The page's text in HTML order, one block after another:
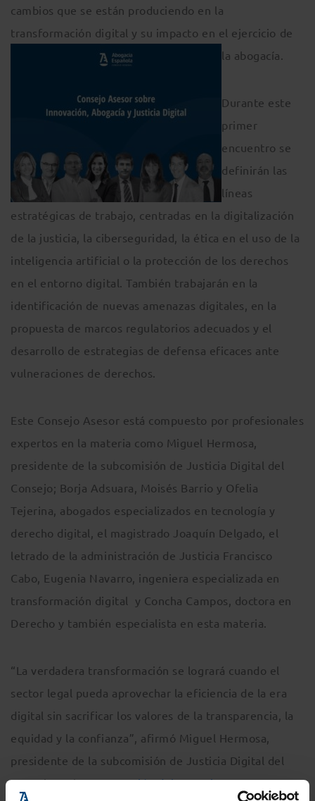
cambios que se están produciendo en la
transformación digital y su impacto en el ejercicio de
la abogacía.
Durante este
primer
encuentro se
definirán las
líneas
estratégicas de trabajo, centradas en la digitalización
de la justicia, la ciberseguridad, la ética en el uso de la
inteligencia artificial o la protección de los derechos
en el entorno digital. También trabajarán en la
identificación de nuevas amenazas digitales, en la
propuesta de marcos regulatorios adecuados y el
desarrollo de estrategias de defensa eficaces ante
vulneraciones de derechos.
Este Consejo Asesor está compuesto por profesionales
expertos en la materia como Miguel Hermosa,
presidente de la subcomisión de Justicia Digital del
Consejo; Borja Adsuara, Moisés Barrio y Ofelia
Tejerina, abogados especializados en tecnología y
derecho digital, el magistrado Joaquín Delgado, el
letrado de la administración de Justicia Francisco
Cabo, Eugenia Navarro, ingeniera especializada en
transformación digital y Concha Campos, doctora en
Derecho y también especialista en esta materia.
“La verdadera transformación se logrará cuando el
sector legal pueda aprovechar la eficiencia de la era
digital sin sacrificar los valores de la transparencia, la
equidad y la confianza”, afirmó Miguel Hermosa,
presidente de la subcomisión de Justicia Digital del
Consejo en lapresentación del Consejo Asesor.